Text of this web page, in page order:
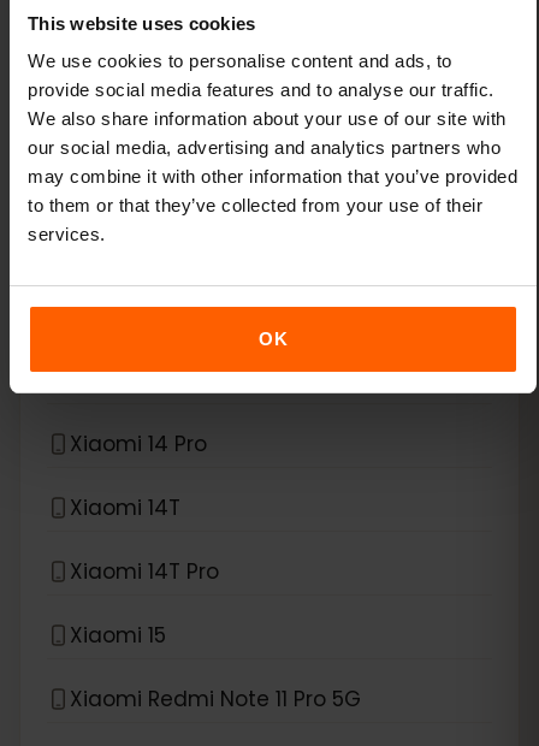
This website uses cookies
We use cookies to personalise content and ads, to
provide social media features and to analyse our traffic.
We also share information about your use of our site with
our social media, advertising and analytics partners who
may combine it with other information that you’ve provided
to them or that they’ve collected from your use of their
services.
OK
Xiaomi 12T Pro
Xiaomi 13
Xiaomi 13 Lite
Xiaomi 13T Pro
Xiaomi 14
Xiaomi 14 Pro
Xiaomi 14T
Xiaomi 14T Pro
Xiaomi 15
Xiaomi Redmi Note 11 Pro 5G